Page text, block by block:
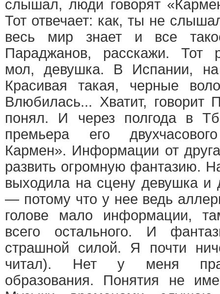
слышал, люди говорят
Тот отвечает: как, ты не
весь мир знает и все
Параджанов, расскажи. Тот
мол, девушка. В Испании, на
Красивая такая, черные
Влюбилась... Хватит, говорит
понял. И через полгода в
премьера его
Кармен». Информации от
развить огромную фантазию.
выходила на сцену девушка и
— потому что у нее ведь
голове мало информации,
всего остального. И
страшной силой. Я почти
читал). Нет у меня
образования. Понятия не